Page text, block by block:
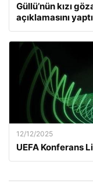
Güllü’nün kızı
açıklamasını
12/12/2025
UEFA Konferans